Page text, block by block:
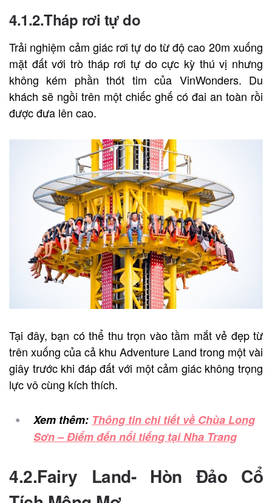
4.1.2.Tháp rơi tự do
Trải nghiệm cảm giác rơi tự do từ độ cao 20m xuống
mặt đất với trò tháp rơi tự do cực kỳ thú vị nhưng
không kém phần thót tim của VinWonders. Du
khách sẽ ngồi trên một chiếc ghế có đai an toàn rồi
được đưa lên cao.
Tại đây, bạn có thể thu trọn vào tầm mắt vẻ đẹp từ
trên xuống của cả khu Adventure Land trong một vài
giây trước khi đáp đất với một cảm giác không trọng
lực vô cùng kích thích.
Xem thêm: Thông tin chi tiết về Chùa Long
Sơn – Điểm đến nổi tiếng tại Nha Trang
4.2.Fairy Land- Hòn Đảo Cổ